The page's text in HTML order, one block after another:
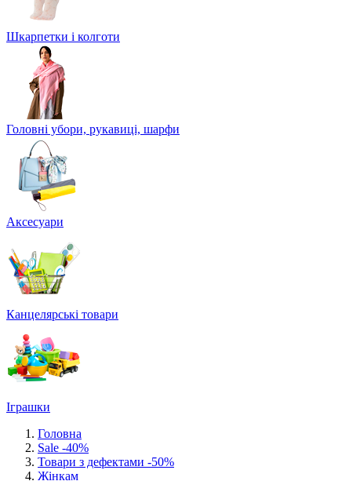
Шкарпетки і колготи
Головні убори, рукавиці, шарфи
Аксесуари
Канцелярські товари
Іграшки
Головна
Sale -40%
Товари з дефектами -50%
Жінкам